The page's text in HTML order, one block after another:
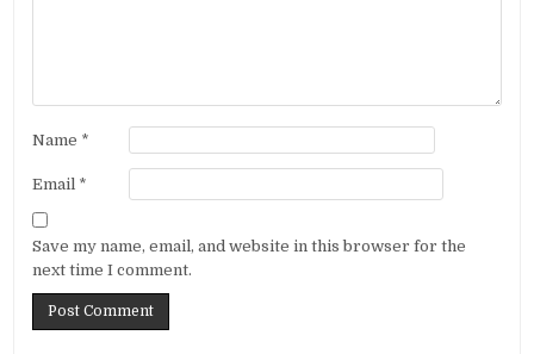
Name *
Email *
Save my name, email, and website in this browser for the
next time I comment.